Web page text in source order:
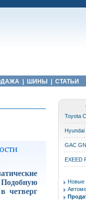
ШИНЫ СТАТЬИ
четверг
Toyota
Hyundai
GAC
EXEED
Новые